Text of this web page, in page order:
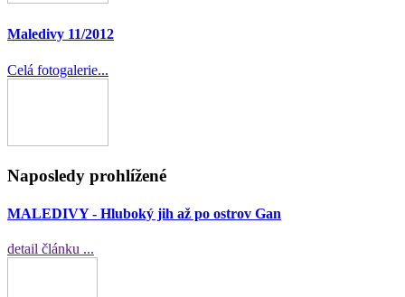
Maledivy 11/2012
Celá fotogalerie...
Naposledy prohlížené
MALEDIVY - Hluboký jih až po ostrov Gan
detail článku ...